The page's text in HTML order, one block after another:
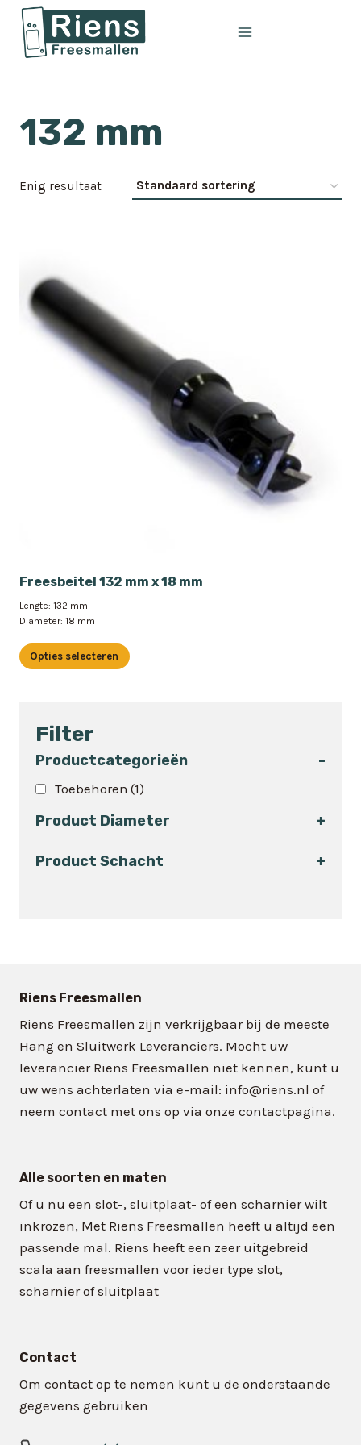
Doorgaan
naar
inhoud
132 mm
Enig resultaat
Freesbeitel 132 mm x 18 mm
Lengte: 132 mm
Diameter: 18 mm
Opties selecteren
meerdere
variaties.
optie
kan
worden
Filter
Productcategorieën -
Toebehoren (1)
Product Diameter +
Product Schacht +
Riens Freesmallen
Riens Freesmallen zijn verkrijgbaar bij de meeste
Hang en Sluitwerk Leveranciers. Mocht uw
leverancier Riens Freesmallen niet kennen, kunt u
uw wens achterlaten via e-mail: info@riens.nl of
neem contact met ons op via onze contactpagina.
Alle soorten en maten
Of u nu een slot-, sluitplaat- of een scharnier wilt
inkrozen, Met Riens Freesmallen heeft u altijd een
passende mal. Riens heeft een zeer uitgebreid
scala aan freesmallen voor ieder type slot,
scharnier of sluitplaat
Contact
Om contact op te nemen kunt u de onderstaande
gegevens gebruiken